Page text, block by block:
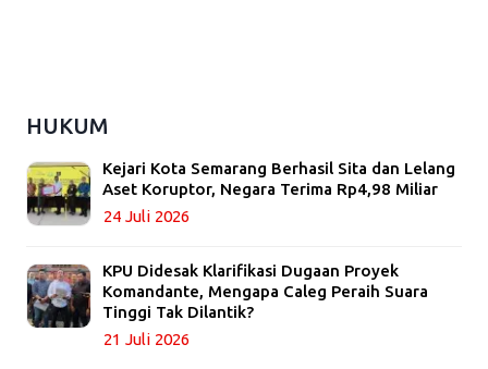
HUKUM
Kejari Kota Semarang Berhasil Sita dan Lelang
Aset Koruptor, Negara Terima Rp4,98 Miliar
24 Juli 2026
KPU Didesak Klarifikasi Dugaan Proyek
Komandante, Mengapa Caleg Peraih Suara
Tinggi Tak Dilantik?
21 Juli 2026